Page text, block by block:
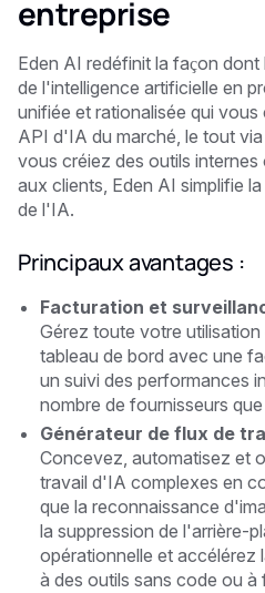
entreprise
Eden AI redéfinit la façon dont
de l'intelligence artificielle en
unifiée et rationalisée qui
API d'IA du marché, le tout
vous créiez des outils
aux clients, Eden AI simplifie
de l'IA.
Principaux avantages :
Facturation et
Gérez toute votre
tableau de bord avec une
un suivi des performances
nombre de fournisseurs
Générateur de flux de
Concevez, automatisez et
travail d'IA complexes en
que la reconnaissance
la suppression de l'arrière-
opérationnelle et accélérez
à des outils sans code ou à